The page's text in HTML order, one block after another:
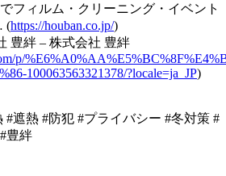
でフィルム・クリーニング・イベント
(https://houban.co.jp/)
豊絆 – 株式会社 豊絆
p/
100063563321378/?locale=ja_JP)
#遮熱 #防犯 #プライバシー #冬対策 #
豊絆